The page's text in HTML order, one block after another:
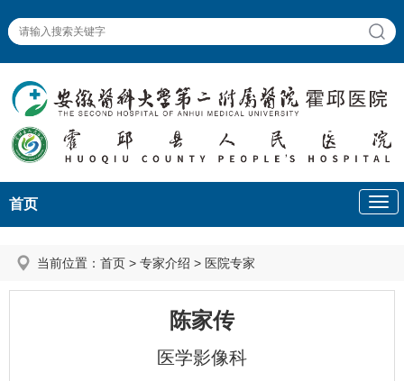
首页
当前位置： 首页 > 专家介绍 > 医院专家
陈家传
医学影像科